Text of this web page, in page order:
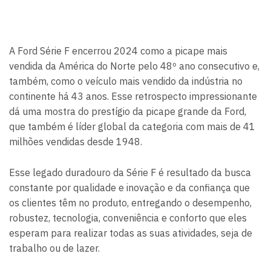
A Ford Série F encerrou 2024 como a picape mais
vendida da América do Norte pelo 48º ano consecutivo e,
também, como o veículo mais vendido da indústria no
continente há 43 anos. Esse retrospecto impressionante
dá uma mostra do prestígio da picape grande da Ford,
que também é líder global da categoria com mais de 41
milhões vendidas desde 1948.
Esse legado duradouro da Série F é resultado da busca
constante por qualidade e inovação e da confiança que
os clientes têm no produto, entregando o desempenho,
robustez, tecnologia, conveniência e conforto que eles
esperam para realizar todas as suas atividades, seja de
trabalho ou de lazer.